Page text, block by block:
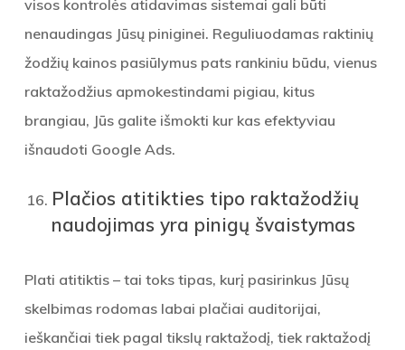
visos kontrolės atidavimas sistemai gali būti
nenaudingas Jūsų piniginei. Reguliuodamas raktinių
žodžių kainos pasiūlymus pats rankiniu būdu, vienus
raktažodžius apmokestindami pigiau, kitus
brangiau, Jūs galite išmokti kur kas efektyviau
išnaudoti Google Ads.
Plačios atitikties tipo raktažodžių
naudojimas yra pinigų švaistymas
Plati atitiktis – tai toks tipas, kurį pasirinkus Jūsų
skelbimas rodomas labai plačiai auditorijai,
ieškančiai tiek pagal tikslų raktažodį, tiek raktažodį